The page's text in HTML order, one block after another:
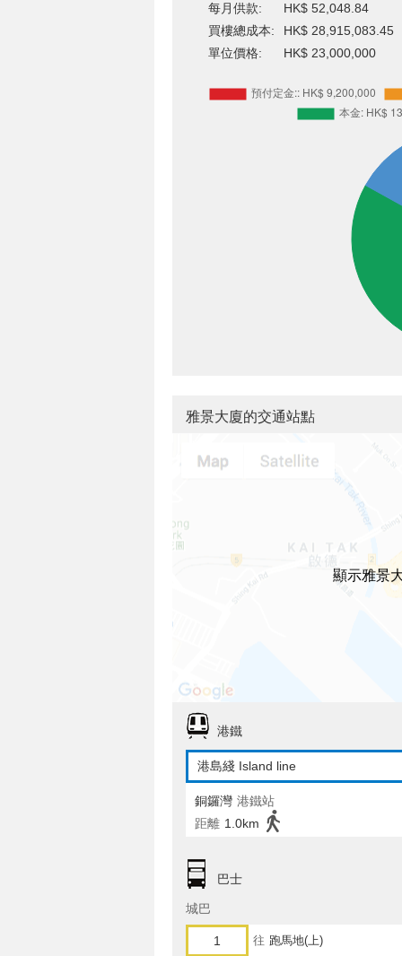
每月供款:
HK$ 52,048.84
買樓總成本:
HK$ 28,915,083.45
單位價格:
HK$ 23,000,000
雅景大廈的交通站點
顯示雅景
港鐵
港島綫 Island line
銅鑼灣 港鐵站
距離 1.0km
巴士
城巴
1 往 跑馬地(上)